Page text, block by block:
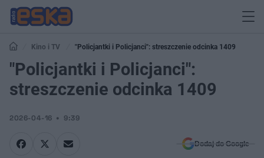
Kino i TV "Policjantki i Policjanci": streszczenie odcinka 1409
"Policjantki i Policjanci":
streszczenie odcinka 1409
2026-04-16 9:39
Dodaj do Google